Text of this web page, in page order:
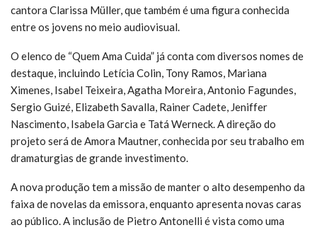
cantora Clarissa Müller, que também é uma figura conhecida
entre os jovens no meio audiovisual.
O elenco de “Quem Ama Cuida” já conta com diversos nomes de
destaque, incluindo Letícia Colin, Tony Ramos, Mariana
Ximenes, Isabel Teixeira, Agatha Moreira, Antonio Fagundes,
Sergio Guizé, Elizabeth Savalla, Rainer Cadete, Jeniffer
Nascimento, Isabela Garcia e Tatá Werneck. A direção do
projeto será de Amora Mautner, conhecida por seu trabalho em
dramaturgias de grande investimento.
A nova produção tem a missão de manter o alto desempenho da
faixa de novelas da emissora, enquanto apresenta novas caras
ao público. A inclusão de Pietro Antonelli é vista como uma